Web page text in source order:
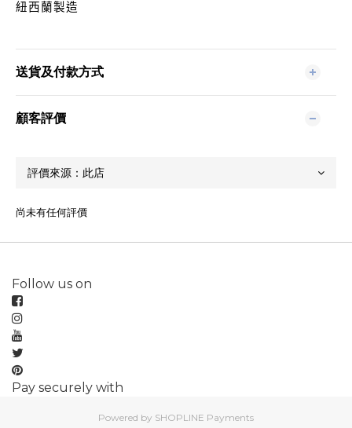
紐西蘭製造
送貨及付款方式
顧客評價
尚未有任何評價
Follow us on
Pay securely with
Powered by SHOPLINE Payments